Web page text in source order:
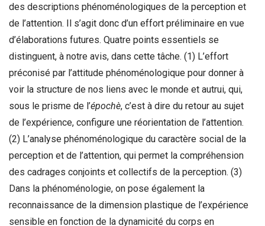
des descriptions phénoménologiques de la perception et
de l’attention. Il s’agit donc d’un effort préliminaire en vue
d’élaborations futures. Quatre points essentiels se
distinguent, à notre avis, dans cette tâche. (1) L’effort
préconisé par l’attitude phénoménologique pour donner à
voir la structure de nos liens avec le monde et autrui, qui,
sous le prisme de l’épochè, c’est à dire du retour au sujet
de l’expérience, configure une réorientation de l’attention.
(2) L’analyse phénoménologique du caractère social de la
perception et de l’attention, qui permet la compréhension
des cadrages conjoints et collectifs de la perception. (3)
Dans la phénoménologie, on pose également la
reconnaissance de la dimension plastique de l’expérience
sensible en fonction de la dynamicité du corps en